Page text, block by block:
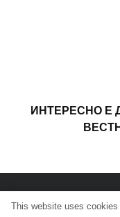
ИНТЕРЕСНО Е
This website uses